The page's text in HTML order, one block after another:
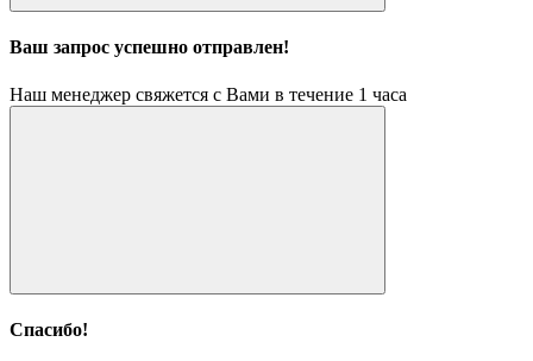
Ваш запрос успешно отправлен!
Наш менеджер свяжется с Вами в течение 1 часа
Спасибо!